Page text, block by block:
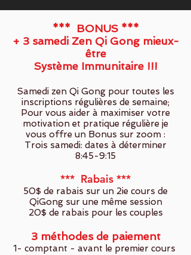
*** BONUS ***
+ 3 samedi Zen Qi Gong mieux-
être
Système Immunitaire !!!
Samedi zen Qi Gong pour toutes les
inscriptions régulières de semaine;
Pour vous aider à maximiser votre
motivation et pratique régulière je
vous offre un Bonus sur zoom :
Trois samedi: dates à déterminer
8:45-9:15
*** Rabais ***
50$ de rabais sur un 2ie cours de
QiGong sur une même session
20$ de rabais pour les couples
3 méthodes de paiement
1- comptant - avant le premier cours